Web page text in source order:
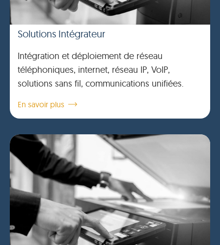
Solutions Intégrateur
Intégration et déploiement de réseau
téléphoniques, internet, réseau IP, VoIP,
solutions sans fil, communications unifiées.
En savoir plus